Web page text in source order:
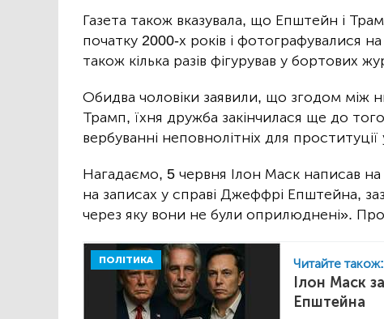
Газета також вказувала, що Епштейн і
початку 2000-х років і фотографувалися
також кілька разів фігурував у бортових
Обидва чоловіки заявили, що згодом між
Трамп, їхня дружба закінчилася ще до
вербуванні неповнолітніх для
Нагадаємо, 5 червня Ілон Маск написав
на записах у справі Джеффрі Епштейна,
через яку вони не були оприлюднені».
ПОЛІТИКА Читайте також:
Ілон Маск
Епштейна